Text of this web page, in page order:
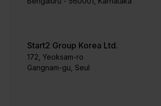
Start2 Group Korea Ltd.
172, Yeoksam-ro
Gangnam-gu, Seul